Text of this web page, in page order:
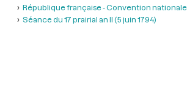
République française - Convention nationale
Séance du 17 prairial an II (5 juin 1794)